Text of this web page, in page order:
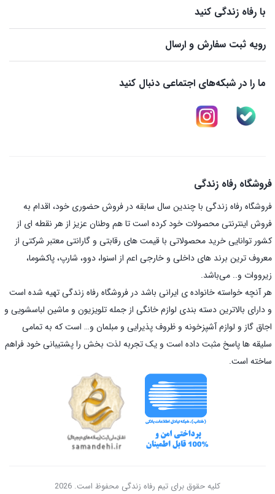
با رفاه زندگی کنید
رویه ثبت سفارش و ارسال
ما را در شبکه‌های اجتماعی دنبال کنید
فروشگاه رفاه زندگی
فروشگاه رفاه زندگی با چندین سال سابقه در فروش حضوری خود، اقدام به
فروش اینترنتی محصولات خود کرده است تا هم وطنان عزیز از هر نقطه ای از
کشور توانایی خرید محصولاتی با قیمت های رقابتی و گارانتی معتبر شرکتی از
معروف ترین برند های داخلی و خارجی اعم از اسنوا، دوو، شارپ، پاکشوما،
زیرووات و.. می‌باشد.
هر آنچه خواسته خانواده ی ایرانی باشد در فروشگاه رفاه زندگی تهیه شده است
و دارای بالاترین دسته بندی لوازم خانگی از جمله تلویزیون و ماشین لباسشویی و
اجاق گاز و لوازم آشپزخونه و ظروف پذیرایی و مبلمان و… است که به تمامی
سلیقه ها پاسخ مثبت داده است و یک تجربه لذت بخش را پشتیبانی خود فراهم
ساخته است.
کلیه حقوق برای تیم رفاه زندگی محفوظ است. 2026